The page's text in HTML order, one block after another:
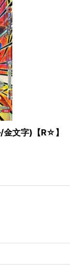
金文字)【R☆】